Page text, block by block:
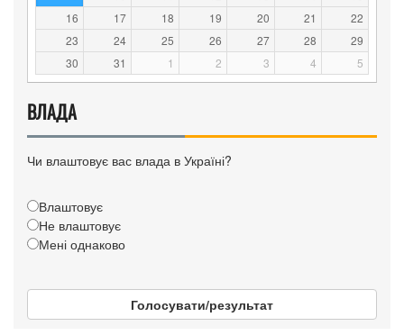
16
17 18 19 20 21
22
23
24 25 26 27 28
29
30
31 1 2 3 4 5
ВЛАДА
Чи влаштовує вас влада в Україні?
Влаштовує
Не влаштовує
Мені однаково
Голосувати/результат